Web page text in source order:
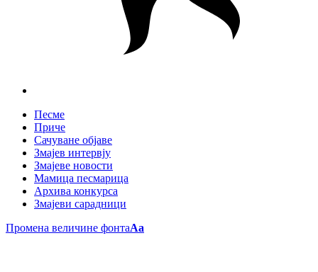
Песме
Приче
Сачуване објаве
Змајев интервју
Змајеве новости
Мамица песмарица
Архива конкурса
Змајеви сарадници
Промена величине фонтаAa